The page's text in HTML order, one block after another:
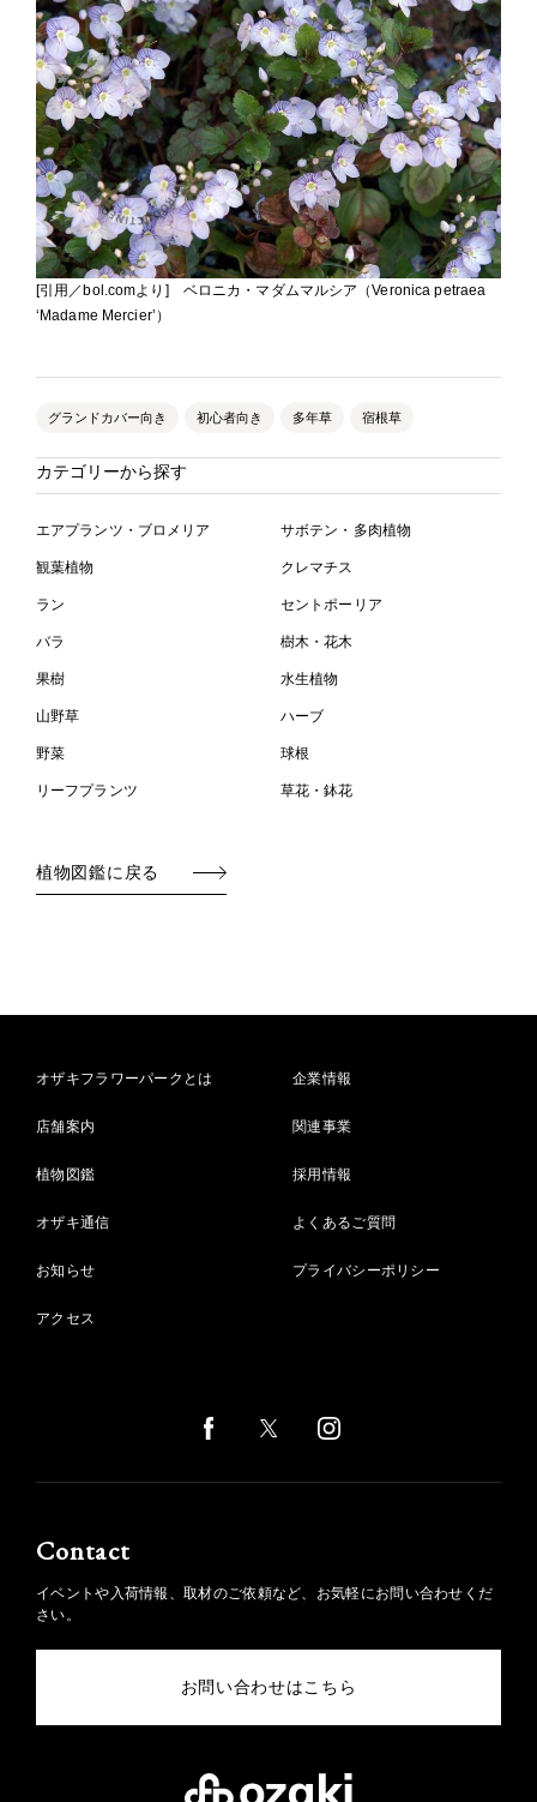
[引用／bol.comより] ベロニカ・マダムマルシア（Veronica petraea
‘Madame Mercier’）
グランドカバー向き 初心者向き 多年草 宿根草
カテゴリーから探す
エアプランツ・ブロメリア サボテン・多肉植物
観葉植物 クレマチス
ラン セントポーリア
バラ 樹木・花木
果樹 水生植物
山野草 ハーブ
野菜 球根
リーフプランツ 草花・鉢花
植物図鑑に戻る
オザキフラワーパークとは
店舗案内
植物図鑑
オザキ通信
お知らせ
アクセス
企業情報
関連事業
採用情報
よくあるご質問
プライバシーポリシー
Contact
イベントや入荷情報、取材のご依頼など、お気軽にお問い合わせくだ
さい。
お問い合わせはこちら